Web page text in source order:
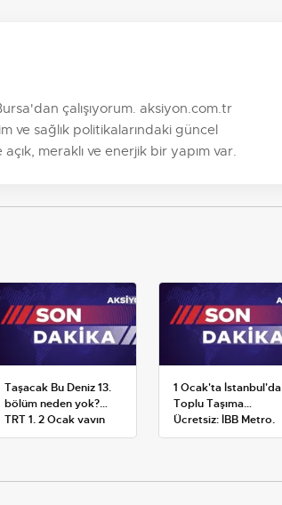
çalışıyorum. aksiyon.com.tr
ve sağlık politikalarındaki güncel
meraklı ve enerjik bir yapım var.
Taşacak Bu Deniz 13.
bölüm neden yok?
TRT 1, 2 Ocak yayın
planını değiştirdi
1 Ocak'ta İstanbul'da
Toplu Taşıma
Ücretsiz: İBB Metro,
Metrobüs ve Otobüs